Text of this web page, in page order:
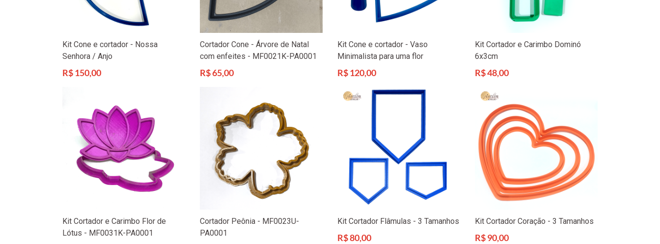
Kit Cone e cortador - Nossa
Senhora / Anjo
Preço
R$ 150,00
Cortador Cone - Árvore de Natal
com enfeites - MF0021K-PA0001
Preço
R$ 65,00
Kit Cone e cortador - Vaso
Minimalista para uma flor
Preço
R$ 120,00
Kit Cortador e Carimbo Dominó
6x3cm
Preço
R$ 48,00
Kit Cortador e Carimbo Flor de
Lótus - MF0031K-PA0001
Cortador Peônia - MF0023U-
PA0001
Kit Cortador Flâmulas - 3 Tamanhos
Preço
R$ 80,00
Kit Cortador Coração - 3 Tamanhos
Preço
R$ 90,00